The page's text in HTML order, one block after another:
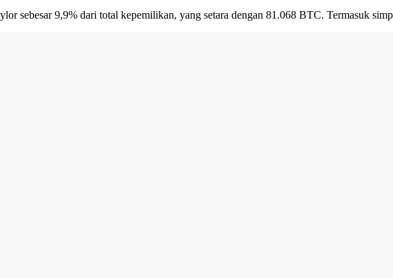
sebesar 9,9% dari total kepemilikan, yang setara dengan 81.068 BTC. Termasuk